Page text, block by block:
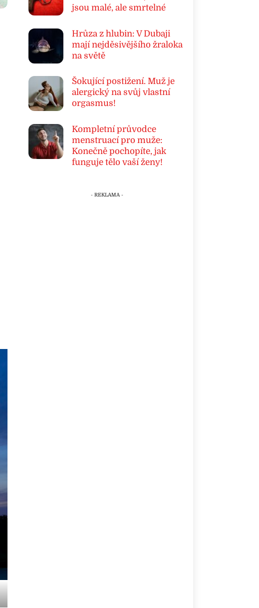
jsou malé, ale smrtelné
Hrůza z hlubin: V Dubaji
mají nejděsivějšího žraloka
na světě
Šokující postižení. Muž je
alergický na svůj vlastní
orgasmus!
Kompletní průvodce
menstruací pro muže:
Konečně pochopíte, jak
funguje tělo vaší ženy!